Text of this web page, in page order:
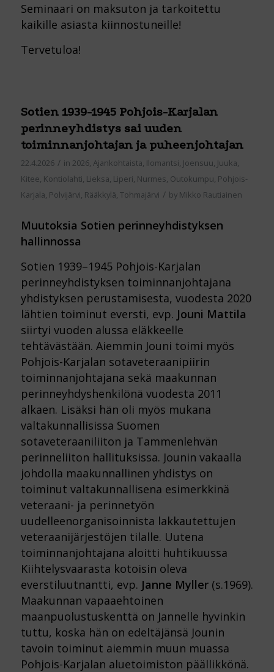
Seminaari on maksuton ja tarkoitettu
kaikille asiasta kiinnostuneille!
Tervetuloa!
Sotien 1939-1945 Pohjois-Karjalan
perinneyhdistys sai uuden
toiminnanjohtajan ja puheenjohtajan
22.4.2026 / in 2026, Ajankohtaista, Ilomantsi, Joensuu, Juuka,
Kitee, Kontiolahti, Lieksa, Liperi, Nurmes, Outokumpu, Pohjois-
Karjala, Polvijärvi, Rääkkylä, Tohmajärvi / by Mikko Rautiainen
Muutoksia Sotien perinneyhdistyksen
hallinnossa
Sotien 1939–1945 Pohjois-Karjalan
perinneyhdistyksen toiminnanjohtajana
yhdistyksen perustamisesta, vuodesta 2020
lähtien toiminut eversti, evp. Jouni Mattila
siirtyi vuoden alussa eläkkeelle
tehtävästään. Aiemmin Jouni toimi myös
Pohjois-Karjalan sotaveteraanipiirin
toiminnanjohtajana sekä maakunnan
perinneyhdyshenkilönä vuodesta 2011
alkaen. Lisäksi hän oli myös mukana
valtakunnallisissa Suomen
sotaveteraaniliiton ja Tammenlehvän
perinneliiton hallituksissa. Jounin vakaalla
johdolla maakunnallinen yhdistys on
toiminut valtakunnallisena esimerkkinä
veteraani- ja perinnetyön
uudelleenorganisoinnista lakkautettujen
veteraanijärjestöjen tilalle. Uutena
toiminnanjohtajana aloitti huhtikuussa
Kiihtelysvaarasta kotoisin oleva
everstiluutnantti, evp. Janne Myller(s.1969).
Maakunnan vapaaehtoinen
maanpuolustuskenttä on Jannelle hyvinkin
tuttu, koska hän on edeltäjänsä Jounin
tavoin toiminut aiemmin muun muassa
Pohjois-Karjalan aluetoimiston päällikkönä.